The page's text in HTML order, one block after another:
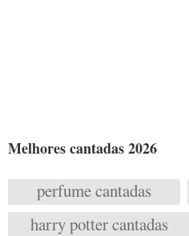
Melhores cantadas 2026
perfume cantadas
harry potter cantadas